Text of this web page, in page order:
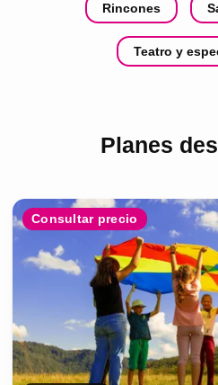
Rincones
Teatro y
Planes
Consultar precio